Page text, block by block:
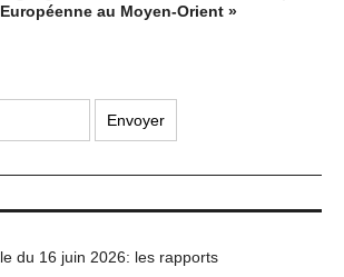
au Moyen-Orient »
du 16 juin 2026: les rapports